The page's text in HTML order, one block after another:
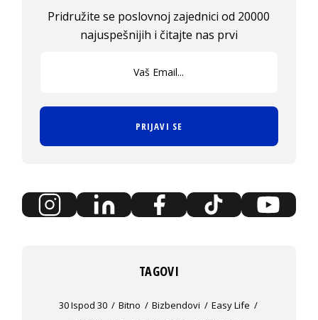
Pridružite se poslovnoj zajednici od 20000
najuspešnijih i čitajte nas prvi
PRIJAVI SE
TAGOVI
30 Ispod 30 Bitno Bizbendovi
Easy Life